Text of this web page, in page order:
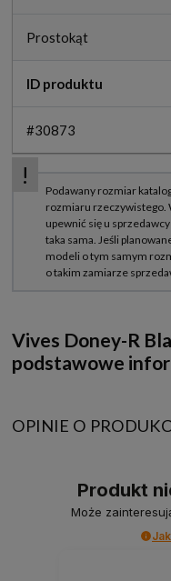
Prostokąt
ID produktu
#30873
Vives Doney-R
podstawowe
OPINIE O
Produkt
Może